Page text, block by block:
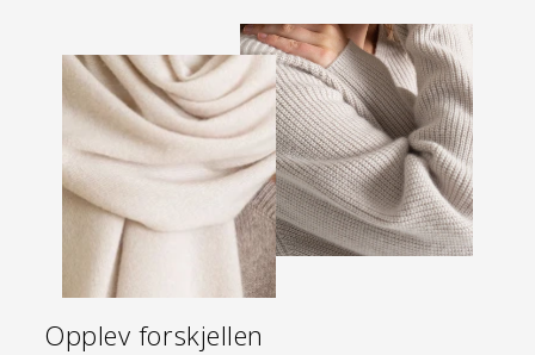
Opplev forskjellen